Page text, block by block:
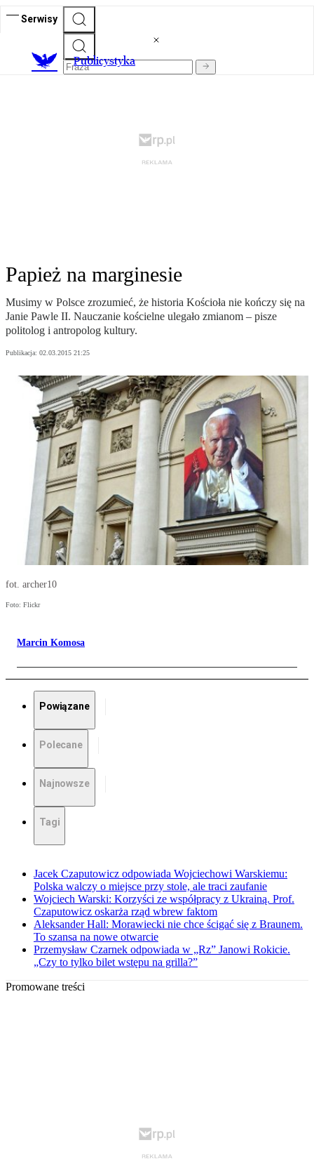
Serwisy
Publicystyka
Papież na marginesie
Musimy w Polsce zrozumieć, że historia Kościoła nie kończy się na
Janie Pawle II. Nauczanie kościelne ulegało zmianom – pisze
politolog i antropolog kultury.
Publikacja: 02.03.2015 21:25
fot. archer10
Foto: Flickr
Marcin Komosa
Powiązane
Polecane
Najnowsze
Tagi
Jacek Czaputowicz odpowiada Wojciechowi Warskiemu:
Polska walczy o miejsce przy stole, ale traci zaufanie
Wojciech Warski: Korzyści ze współpracy z Ukrainą. Prof.
Czaputowicz oskarża rząd wbrew faktom
Aleksander Hall: Morawiecki nie chce ścigać się z Braunem.
To szansa na nowe otwarcie
Przemysław Czarnek odpowiada w „Rz” Janowi Rokicie.
„Czy to tylko bilet wstępu na grilla?”
Promowane treści